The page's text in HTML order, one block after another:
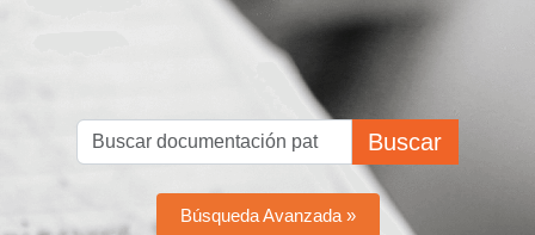
Buscar
Búsqueda Avanzada »